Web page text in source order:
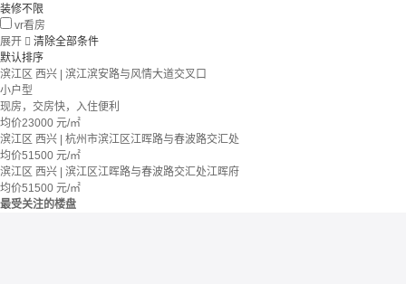
装修不限
vr看房
展开  清除全部条件
默认排序
滨江区 西兴 | 滨江滨安路与风情大道交叉口
小户型
现房，交房快，入住便利
均价23000 元/㎡
滨江区 西兴 | 杭州市滨江区江晖路与春波路交汇处
均价51500 元/㎡
滨江区 西兴 | 滨江区江晖路与春波路交汇处江晖府
均价51500 元/㎡
最受关注的楼盘